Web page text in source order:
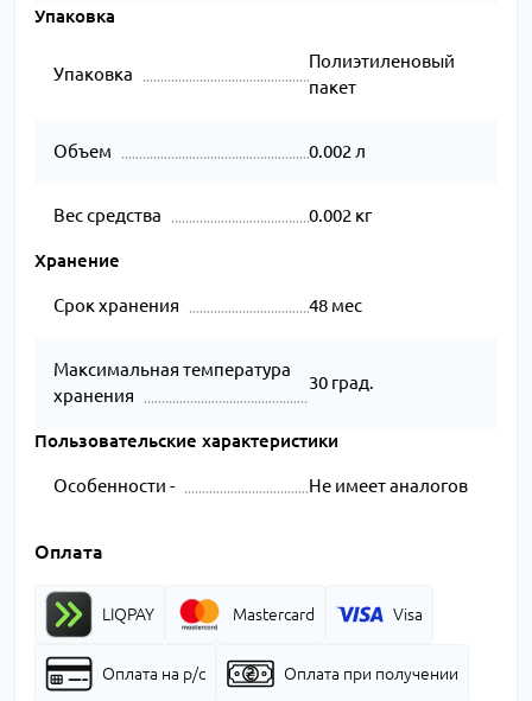
Упаковка
Упаковка
Полиэтиленовый
пакет
Объем 0.002 л
Вес средства 0.002 кг
Хранение
Срок хранения 48 мес
Максимальная температура
хранения
30 град.
Пользовательские характеристики
Особенности - Не имеет аналогов
Оплата
LIQPAY Mastercard Visa
Оплата на р/с Оплата при получении